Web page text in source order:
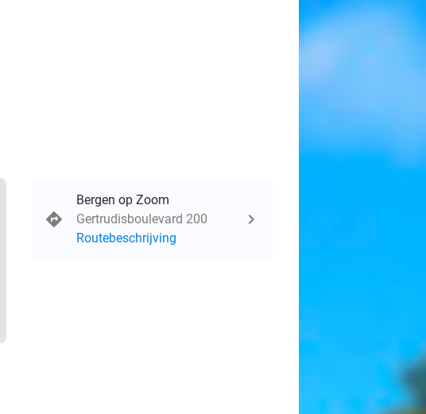
Bergen op Zoom
Gertrudisboulevard 200
Routebeschrijving